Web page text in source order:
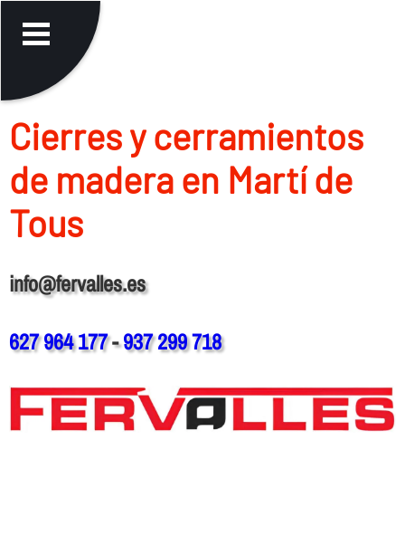
Cierres y cerramientos
de madera en Martí de
Tous
info@fervalles.es
627 964 177-937 299 718